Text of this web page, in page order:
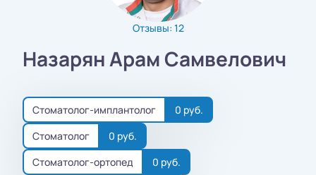
Отзывы: 12
Назарян Арам Самвелович
Стоматолог-имплантолог
0 руб.
Стоматолог
0 руб.
Стоматолог-ортопед
0 руб.